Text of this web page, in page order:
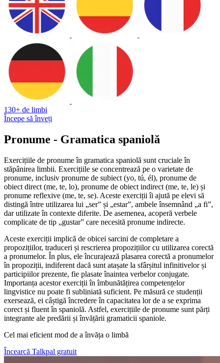
130+ de limbi
Începe să înveți
Pronume - Gramatica spaniolă
Exercițiile de pronume în gramatica spaniolă sunt cruciale în
stăpânirea limbii. Exercițiile se concentrează pe o varietate de
pronume, inclusiv pronume de subiect (yo, tú, él), pronume de
obiect direct (me, te, lo), pronume de obiect indirect (me, te, le) și
pronume reflexive (me, te, se). Aceste exerciții îi ajută pe elevi să
distingă între utilizarea lui „ser” și „estar”, ambele însemnând „a fi”,
dar utilizate în contexte diferite. De asemenea, acoperă verbele
complicate de tip „gustar” care necesită pronume indirecte.
Aceste exerciții implică de obicei sarcini de completare a
propozițiilor, traduceri și rescrierea propozițiilor cu utilizarea corectă
a pronumelor. În plus, ele încurajează plasarea corectă a pronumelor
în propoziții, indiferent dacă sunt atașate la sfârșitul infinitivelor și
participiilor prezente, fie plasate înaintea verbelor conjugate.
Importanța acestor exerciții în îmbunătățirea competențelor
lingvistice nu poate fi subliniată suficient. Pe măsură ce studenții
exersează, ei câștigă încredere în capacitatea lor de a se exprima
corect și fluent în spaniolă. Astfel, exercițiile de pronume sunt părți
integrante ale predării și învățării gramaticii spaniole.
Cel mai eficient mod de a învăța o limbă
Încearcă Talkpal gratuit